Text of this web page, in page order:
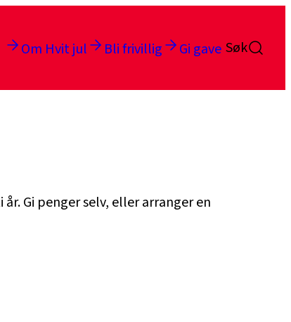
Søk
Om Hvit jul Bli frivillig Gi gave
Gi penger selv, eller arranger en